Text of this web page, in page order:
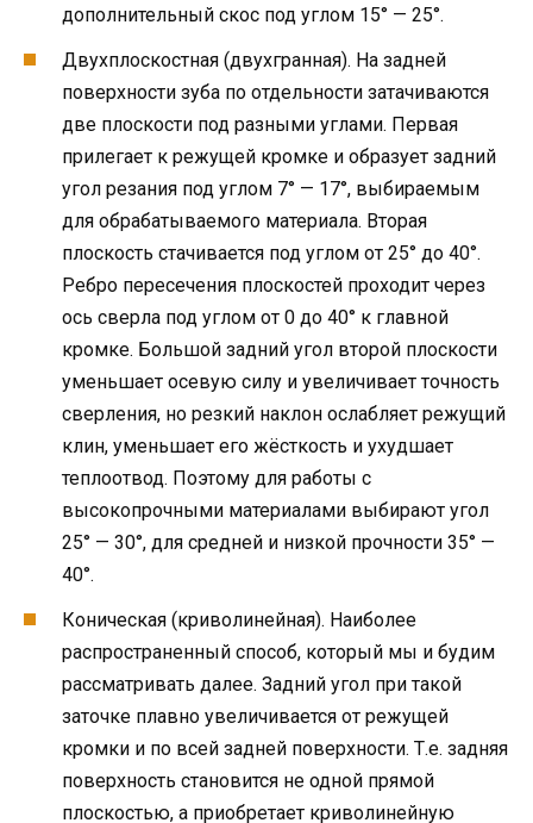
дополнительный скос под углом 15° — 25°.
Двухплоскостная (двухгранная). На задней
поверхности зуба по отдельности затачиваются
две плоскости под разными углами. Первая
прилегает к режущей кромке и образует задний
угол резания под углом 7° — 17°, выбираемым
для обрабатываемого материала. Вторая
плоскость стачивается под углом от 25° до 40°.
Ребро пересечения плоскостей проходит через
ось сверла под углом от 0 до 40° к главной
кромке. Большой задний угол второй плоскости
уменьшает осевую силу и увеличивает точность
сверления, но резкий наклон ослабляет режущий
клин, уменьшает его жёсткость и ухудшает
теплоотвод. Поэтому для работы с
высокопрочными материалами выбирают угол
25° — 30°, для средней и низкой прочности 35° —
40°.
Коническая (криволинейная). Наиболее
распространенный способ, который мы и будим
рассматривать далее. Задний угол при такой
заточке плавно увеличивается от режущей
кромки и по всей задней поверхности. Т.е. задняя
поверхность становится не одной прямой
плоскостью, а приобретает криволинейную